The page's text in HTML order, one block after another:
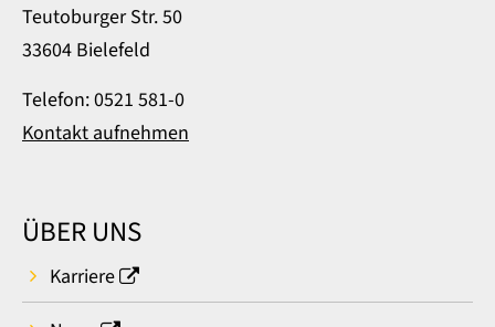
Teutoburger Str. 50
33604 Bielefeld
Telefon: 0521 581-0
Kontakt aufnehmen
ÜBER UNS
Karriere